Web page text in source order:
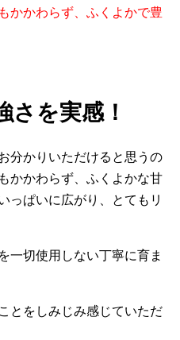
かかわらず、ふくよかで豊
さを実感！
分かりいただけると思うの
かかわらず、ふくよかな甘
っぱいに広がり、とてもリ
一切使用しない丁寧に育ま
とをしみじみ感じていただ